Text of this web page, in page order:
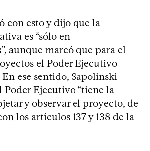
con esto y dijo que la
es “sólo en
aunque marcó que para el
el Poder Ejecutivo
En ese sentido, Sapolinski
Poder Ejecutivo “tiene la
y observar el proyecto, de
los artículos 137 y 138 de la